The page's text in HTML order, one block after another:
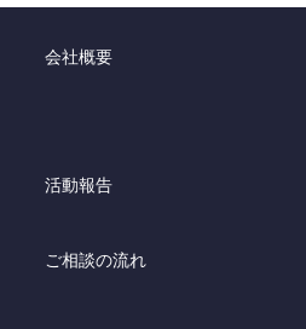
会社概要
活動報告
ご相談の流れ